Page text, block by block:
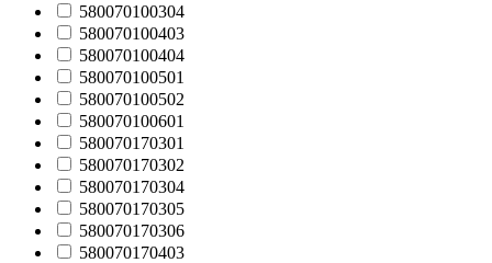
580070100304
580070100403
580070100404
580070100501
580070100502
580070100601
580070170301
580070170302
580070170304
580070170305
580070170306
580070170403